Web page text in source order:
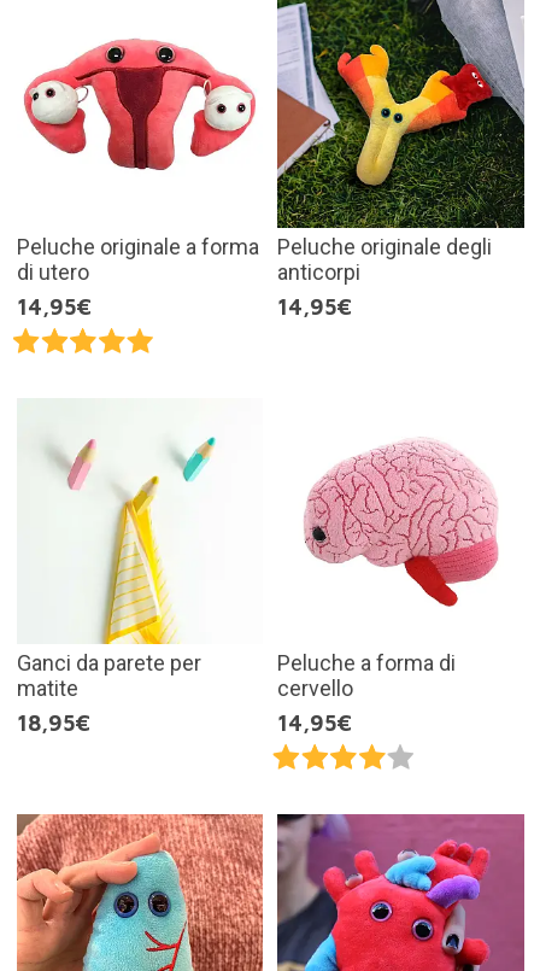
Peluche originale a forma
di utero
14,95€
Peluche originale degli
anticorpi
14,95€
Ganci da parete per
matite
18,95€
Peluche a forma di
cervello
14,95€